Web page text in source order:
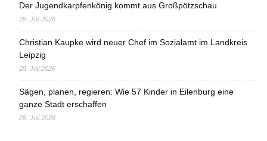
Der Jugendkarpfenkönig kommt aus Großpötzschau
28. Juli 2026
Christian Kaupke wird neuer Chef im Sozialamt im Landkreis
Leipzig
28. Juli 2026
Sägen, planen, regieren: Wie 57 Kinder in Eilenburg eine
ganze Stadt erschaffen
28. Juli 2026